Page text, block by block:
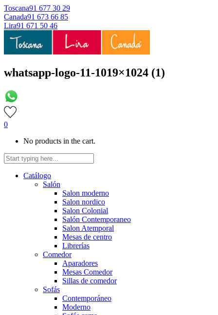
Toscana91 677 30 29
Canada91 673 66 85
Lira91 671 50 46
whatsapp-logo-11-1019×1024 (1)
0
No products in the cart.
Catálogo
Salón
Salon moderno
Salon nordico
Salon Colonial
Salón Contemporaneo
Salon Atemporal
Mesas de centro
Librerías
Comedor
Aparadores
Mesas Comedor
Sillas de comedor
Sofás
Contemporáneo
Moderno